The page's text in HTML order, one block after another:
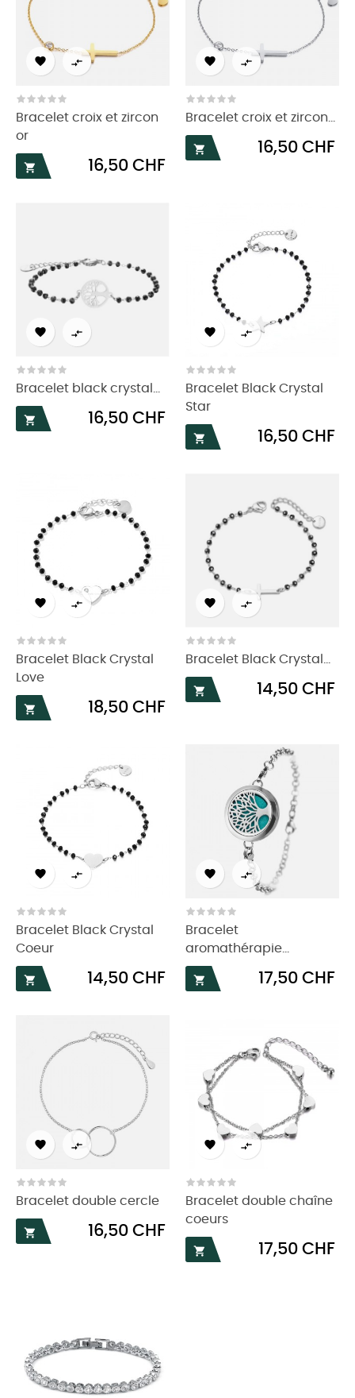
 
Bracelet croix et zircon
or

Prix
16,50 CHF
 
Bracelet croix et zircon...

Prix
16,50 CHF
 
Bracelet black crystal...

Prix
16,50 CHF
 
Bracelet Black Crystal
Star

Prix
16,50 CHF
 
Bracelet Black Crystal
Love

Prix
18,50 CHF
 
Bracelet Black Crystal...

Prix
14,50 CHF
 
Bracelet Black Crystal
Coeur

Prix
14,50 CHF
 
Bracelet
aromathérapie...

Prix
17,50 CHF
 
Bracelet double cercle

Prix
16,50 CHF
 
Bracelet double chaîne
coeurs

Prix
17,50 CHF